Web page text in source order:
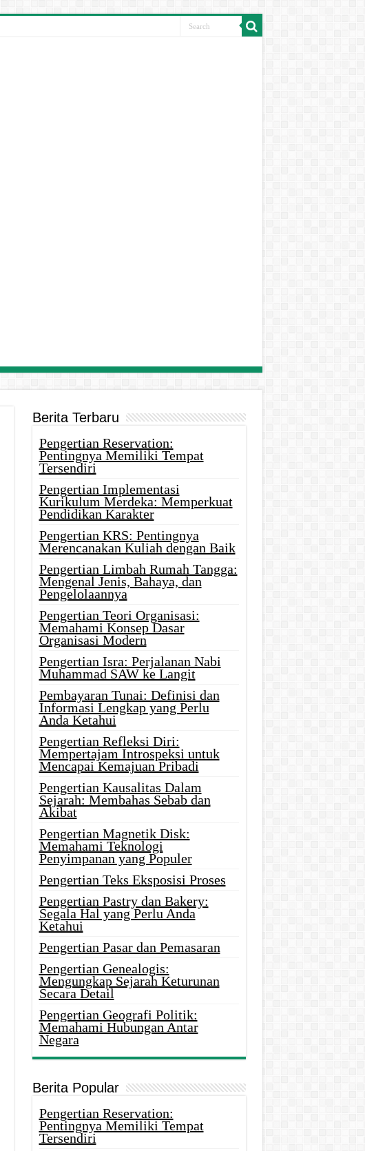
Berita Terbaru
Pengertian Reservation:
Pentingnya Memiliki Tempat
Tersendiri
Pengertian Implementasi
Kurikulum Merdeka: Memperkuat
Pendidikan Karakter
Pengertian KRS: Pentingnya
Merencanakan Kuliah dengan Baik
Pengertian Limbah Rumah Tangga:
Mengenal Jenis, Bahaya, dan
Pengelolaannya
Pengertian Teori Organisasi:
Memahami Konsep Dasar
Organisasi Modern
Pengertian Isra: Perjalanan Nabi
Muhammad SAW ke Langit
Pembayaran Tunai: Definisi dan
Informasi Lengkap yang Perlu
Anda Ketahui
Pengertian Refleksi Diri:
Mempertajam Introspeksi untuk
Mencapai Kemajuan Pribadi
Pengertian Kausalitas Dalam
Sejarah: Membahas Sebab dan
Akibat
Pengertian Magnetik Disk:
Memahami Teknologi
Penyimpanan yang Populer
Pengertian Teks Eksposisi Proses
Pengertian Pastry dan Bakery:
Segala Hal yang Perlu Anda
Ketahui
Pengertian Pasar dan Pemasaran
Pengertian Genealogis:
Mengungkap Sejarah Keturunan
Secara Detail
Pengertian Geografi Politik:
Memahami Hubungan Antar
Negara
Berita Popular
Pengertian Reservation:
Pentingnya Memiliki Tempat
Tersendiri